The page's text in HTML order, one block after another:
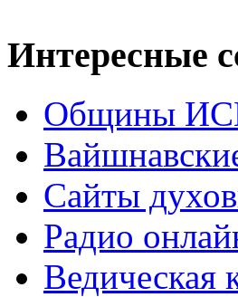
Интересные
Общины
Сайты
Радио
Ведическая